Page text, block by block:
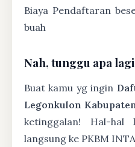
Biaya Pendaftaran
buah
Nah, tunggu apa
Buat kamu yg ingin
Legonkulon
ketinggalan! Hal-hal
langsung ke PKBM